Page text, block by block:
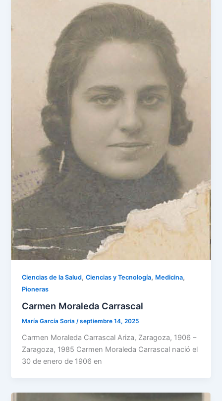
Ciencias de la Salud,Ciencias y Tecnología, Medicina,
Pioneras
Carmen Moraleda Carrascal
María García Soria/septiembre 14, 2025
Carmen Moraleda Carrascal Ariza, Zaragoza, 1906 –
Zaragoza, 1985 Carmen Moraleda Carrascal nació el
30 de enero de 1906 en